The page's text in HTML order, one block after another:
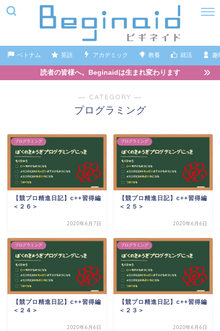
ベトナム 英語 アカデミック 教養 就活 趣
読者の皆様へ。Beginaidは生まれ変わります
― CATEGORY ―
プログラミング
プログラミング
【競プロ精進日記】c++習得編
＜２６＞
2020年6月7日
プログラミング
【競プロ精進日記】c++習得編
＜２５＞
2020年6月6日
プログラミング
【競プロ精進日記】c++習得編
＜２４＞
2020年6月6日
プログラミング
【競プロ精進日記】c++習得編
＜２３＞
2020年6月6日